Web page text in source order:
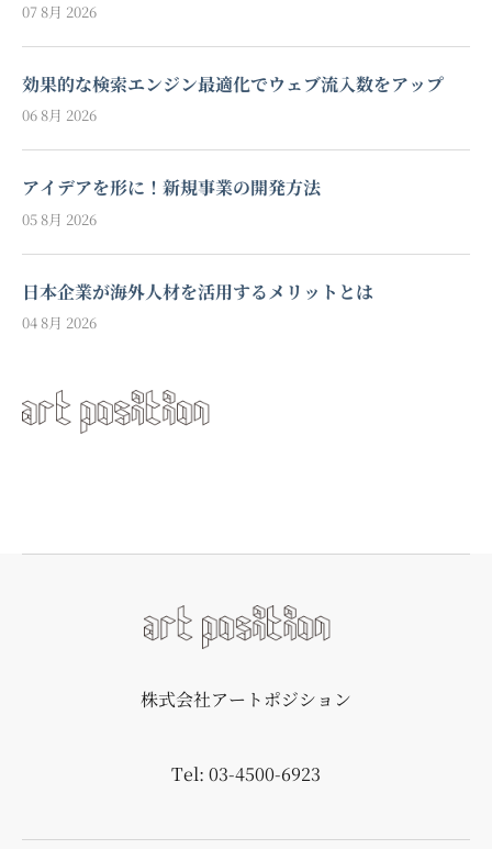
07 8月 2026
効果的な検索エンジン最適化でウェブ流入数をアップ
06 8月 2026
アイデアを形に！新規事業の開発方法
05 8月 2026
日本企業が海外人材を活用するメリットとは
04 8月 2026
株式会社アートポジション
Tel: 03-4500-6923